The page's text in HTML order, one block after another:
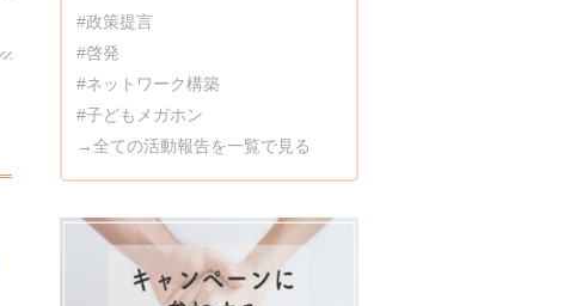
#政策提言
#啓発
#ネットワーク構築
#子どもメガホン
→全ての活動報告を一覧で見る